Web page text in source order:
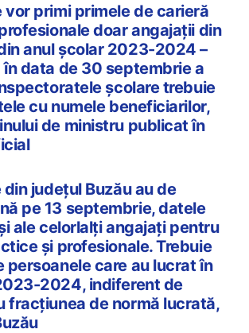
primi primele de carieră
doar angajații din
anul școlar 2023-2024 –
în data de 30 septembrie a
școlare trebuie
cu numele beneficiarilor,
de ministru publicat în
județul Buzău au de
pe 13 septembrie, datele
ale celorlalți angajați pentru
și profesionale. Trebuie
persoanele care au lucrat în
2024, indiferent de
fracțiunea de normă lucrată,